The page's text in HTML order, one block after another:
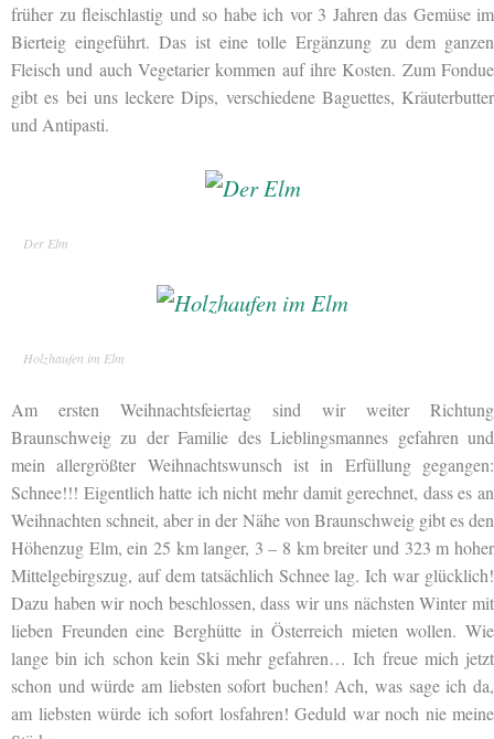
früher zu fleischlastig und so habe ich vor 3 Jahren das Gemüse im
Bierteig eingeführt. Das ist eine tolle Ergänzung zu dem ganzen
Fleisch und auch Vegetarier kommen auf ihre Kosten. Zum Fondue
gibt es bei uns leckere Dips, verschiedene Baguettes, Kräuterbutter
und Antipasti.
Der Elm
Holzhaufen im Elm
Am ersten Weihnachtsfeiertag sind wir weiter Richtung
Braunschweig zu der Familie des Lieblingsmannes gefahren und
mein allergrößter Weihnachtswunsch ist in Erfüllung gegangen:
Schnee!!! Eigentlich hatte ich nicht mehr damit gerechnet, dass es an
Weihnachten schneit, aber in der Nähe von Braunschweig gibt es den
Höhenzug Elm, ein 25 km langer, 3 – 8 km breiter und 323 m hoher
Mittelgebirgszug, auf dem tatsächlich Schnee lag. Ich war glücklich!
Dazu haben wir noch beschlossen, dass wir uns nächsten Winter mit
lieben Freunden eine Berghütte in Österreich mieten wollen. Wie
lange bin ich schon kein Ski mehr gefahren… Ich freue mich jetzt
schon und würde am liebsten sofort buchen! Ach, was sage ich da,
am liebsten würde ich sofort losfahren! Geduld war noch nie meine